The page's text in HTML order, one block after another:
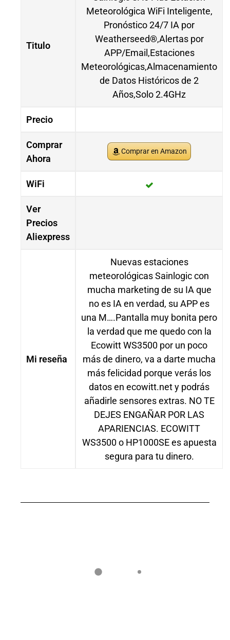
Titulo
Meteorológica WiFi Inteligente,
Pronóstico 24/7 IA por
Weatherseed®,Alertas por
APP/Email,Estaciones
Meteorológicas,Almacenamiento
de Datos Históricos de 2
Años,Solo 2.4GHz
Precio
Comprar
Ahora
Comprar en Amazon
WiFi
Ver
Precios
Aliexpress
Mi reseña
Nuevas estaciones
meteorológicas Sainlogic con
mucha marketing de su IA que
no es IA en verdad, su APP es
una M….Pantalla muy bonita pero
la verdad que me quedo con la
Ecowitt WS3500 por un poco
más de dinero, va a darte mucha
más felicidad porque verás los
datos en ecowitt.net y podrás
añadirle sensores extras. NO TE
DEJES ENGAÑAR POR LAS
APARIENCIAS. ECOWITT
WS3500 o HP1000SE es apuesta
segura para tu dinero.